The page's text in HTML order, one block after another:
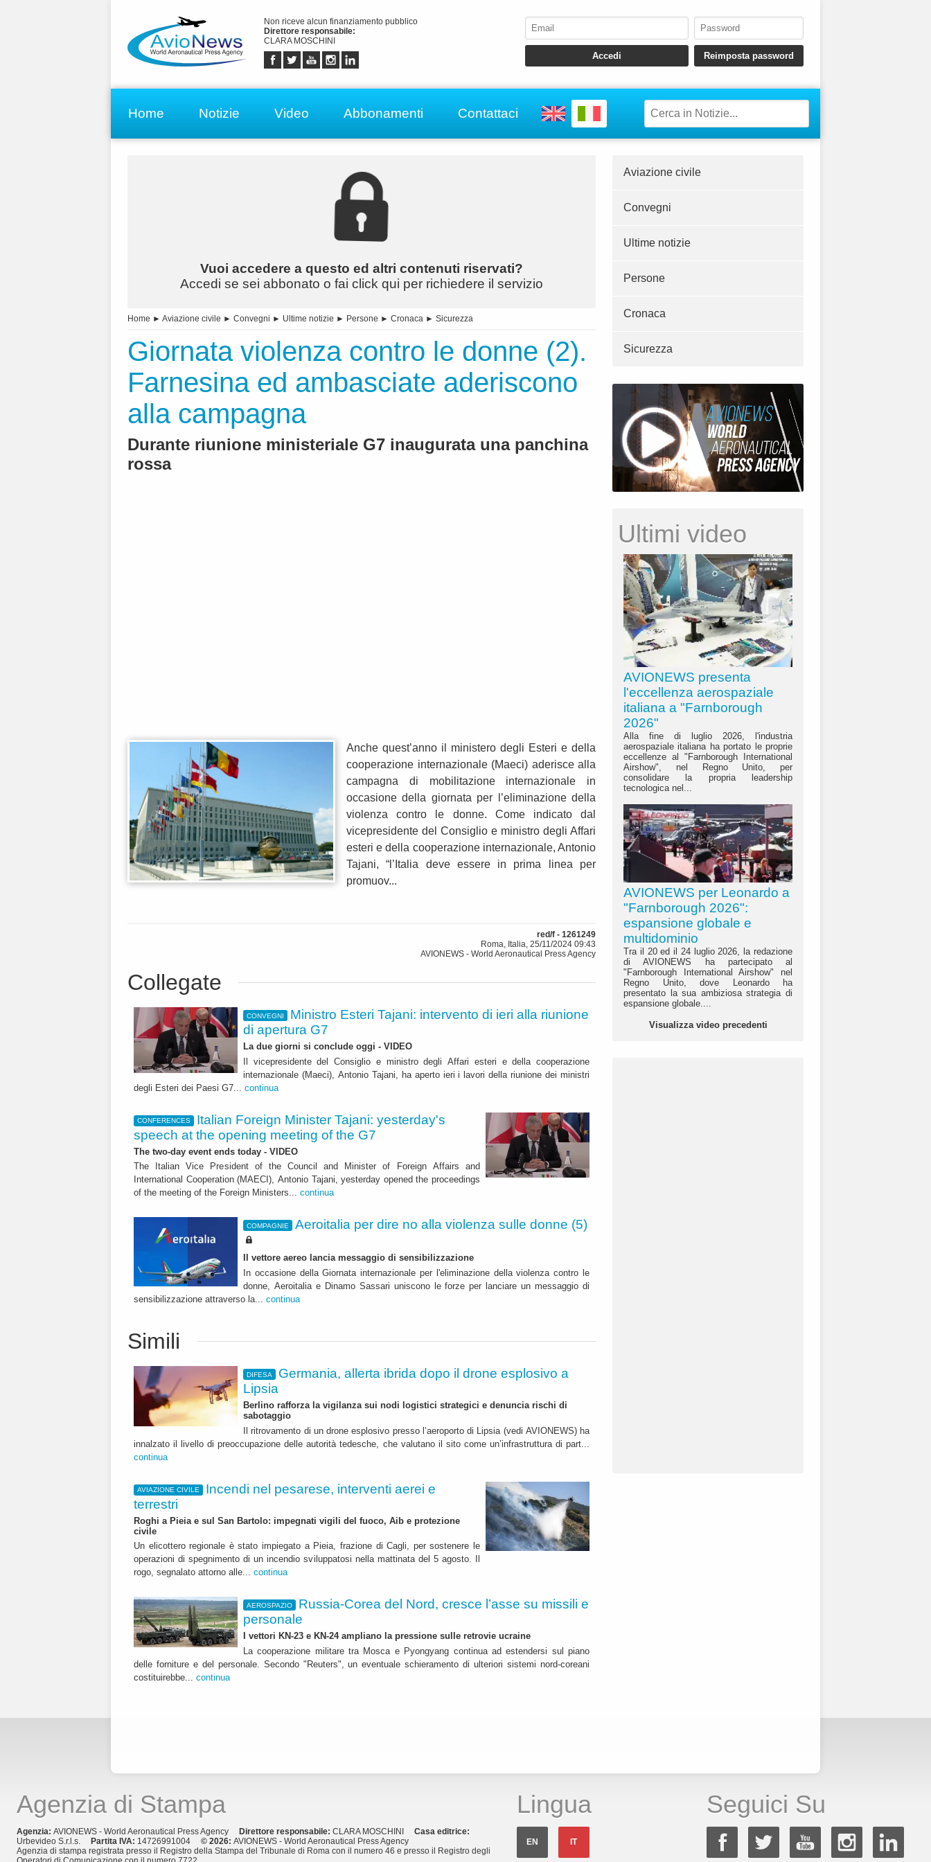
Non riceve alcun finanziamento pubblico
Direttore responsabile:
CLARA MOSCHINI
Home Notizie Video Abbonamenti Contattaci
Vuoi accedere a questo ed altri contenuti riservati?
Accedi se sei abbonato o fai click qui per richiedere il servizio
Home ► Aviazione civile ► Convegni ► Ultime notizie ► Persone ► Cronaca ► Sicurezza
Giornata violenza contro le donne (2).
Farnesina ed ambasciate aderiscono
alla campagna
Durante riunione ministeriale G7 inaugurata una panchina
rossa
Anche quest’anno il ministero degli Esteri e della
cooperazione internazionale (Maeci) aderisce alla
campagna di mobilitazione internazionale in
occasione della giornata per l’eliminazione della
violenza contro le donne. Come indicato dal
vicepresidente del Consiglio e ministro degli Affari
esteri e della cooperazione internazionale, Antonio
Tajani, “l’Italia deve essere in prima linea per
promuov...
red/f - 1261249
Roma, Italia, 25/11/2024 09:43
AVIONEWS - World Aeronautical Press Agency
Collegate
CONVEGNI
Ministro Esteri Tajani: intervento di ieri alla riunione
di apertura G7
La due giorni si conclude oggi - VIDEO
Il vicepresidente del Consiglio e ministro degli Affari esteri e della cooperazione
internazionale (Maeci), Antonio Tajani, ha aperto ieri i lavori della riunione dei ministri
degli Esteri dei Paesi G7... continua
CONFERENCES
Italian Foreign Minister Tajani: yesterday's
speech at the opening meeting of the G7
The two-day event ends today - VIDEO
The Italian Vice President of the Council and Minister of Foreign Affairs and
International Cooperation (MAECI), Antonio Tajani, yesterday opened the proceedings
of the meeting of the Foreign Ministers... continua
COMPAGNIE Aeroitalia per dire no alla violenza sulle donne (5)
Il vettore aereo lancia messaggio di sensibilizzazione
In occasione della Giornata internazionale per l'eliminazione della violenza contro le
donne, Aeroitalia e Dinamo Sassari uniscono le forze per lanciare un messaggio di
sensibilizzazione attraverso la... continua
Simili
DIFESA
Germania, allerta ibrida dopo il drone esplosivo a
Lipsia
Berlino rafforza la vigilanza sui nodi logistici strategici e denuncia rischi di
sabotaggio
Il ritrovamento di un drone esplosivo presso l’aeroporto di Lipsia (vedi AVIONEWS) ha
innalzato il livello di preoccupazione delle autorità tedesche, che valutano il sito come un’infrastruttura di part...
continua
AVIAZIONE CIVILE
Incendi nel pesarese, interventi aerei e
terrestri
Roghi a Pieia e sul San Bartolo: impegnati vigili del fuoco, Aib e protezione
civile
Un elicottero regionale è stato impiegato a Pieia, frazione di Cagli, per sostenere le
operazioni di spegnimento di un incendio sviluppatosi nella mattinata del 5 agosto. Il
rogo, segnalato attorno alle... continua
AEROSPAZIO
Russia-Corea del Nord, cresce l’asse su missili e
personale
I vettori KN-23 e KN-24 ampliano la pressione sulle retrovie ucraine
La cooperazione militare tra Mosca e Pyongyang continua ad estendersi sul piano
delle forniture e del personale. Secondo "Reuters", un eventuale schieramento di ulteriori sistemi nord-coreani
costituirebbe... continua
Aviazione civile
Convegni
Ultime notizie
Persone
Cronaca
Sicurezza
Ultimi video
AVIONEWS presenta
l'eccellenza aerospaziale
italiana a "Farnborough
2026"
Alla fine di luglio 2026, l'industria
aerospaziale italiana ha portato le proprie
eccellenze al "Farnborough International
Airshow", nel Regno Unito, per
consolidare la propria leadership
tecnologica nel...
AVIONEWS per Leonardo a
"Farnborough 2026":
espansione globale e
multidominio
Tra il 20 ed il 24 luglio 2026, la redazione
di AVIONEWS ha partecipato al
"Farnborough International Airshow" nel
Regno Unito, dove Leonardo ha
presentato la sua ambiziosa strategia di
espansione globale....
Visualizza video precedenti
Agenzia di Stampa
Agenzia: AVIONEWS - World Aeronautical Press Agency Direttore responsabile: CLARA MOSCHINI Casa editrice:
Urbevideo S.r.l.s. Partita IVA: 14726991004 © 2026: AVIONEWS - World Aeronautical Press Agency
Agenzia di stampa registrata presso il Registro della Stampa del Tribunale di Roma con il numero 46 e presso il Registro degli
Lingua
EN IT
Seguici Su